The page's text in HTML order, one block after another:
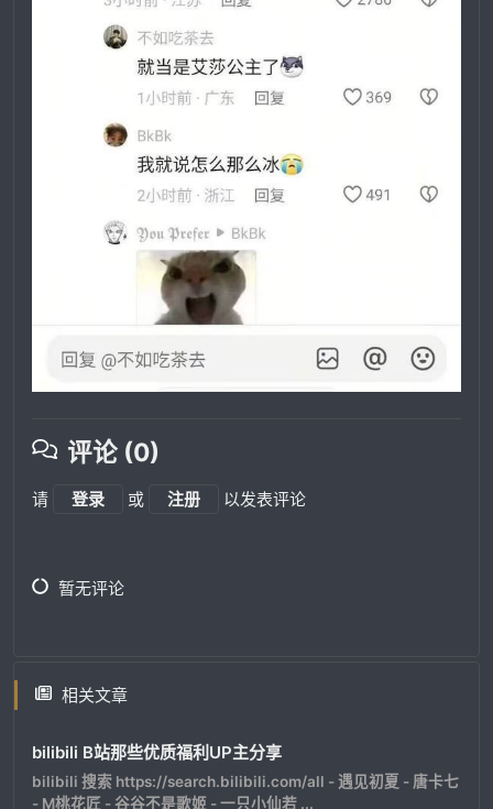
评论 (0)
请 登录 或 注册 以发表评论
暂无评论
相关文章
bilibili B站那些优质福利UP主分享
bilibili 搜索 https://search.bilibili.com/all - 遇见初夏 - 唐卡七
- M桃花匠 - 谷谷不是歌姬 - 一只小仙若 ...